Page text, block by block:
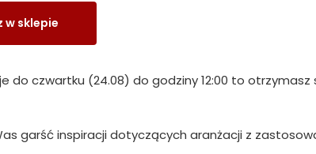
w sklepie
do czwartku (24.08) do godziny 12:00 to
garść inspiracji dotyczących aranżacji z